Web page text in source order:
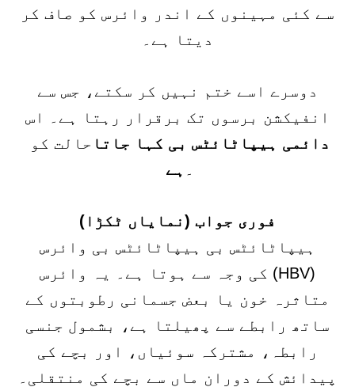
سے کئی مہینوں کے اندر وائرس کو صاف کر
دیتا ہے۔
دوسرے اسے ختم نہیں کر سکتے، جس سے
انفیکشن برسوں تک برقرار رہتا ہے۔ اس
حالت کو دائمی ہیپاٹائٹس بی کہا جاتا
ہے ۔
فوری جواب (نمایاں ٹکڑا)
ہیپاٹائٹس بی ہیپاٹائٹس بی وائرس
(HBV) کی وجہ سے ہوتا ہے۔ یہ وائرس
متاثرہ خون یا بعض جسمانی رطوبتوں کے
ساتھ رابطے سے پھیلتا ہے، بشمول جنسی
رابطہ، مشترکہ سوئیاں، اور بچے کی
پیدائش کے دوران ماں سے بچے کی منتقلی۔